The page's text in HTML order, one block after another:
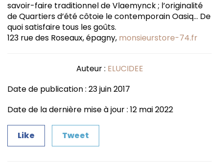
savoir-faire traditionnel de Vlaemynck ; l’originalité
de Quartiers d’été côtoie le contemporain Oasiq… De
quoi satisfaire tous les goûts.
123 rue des Roseaux, épagny, monsieurstore-74.fr
Auteur : ELUCIDEE
Date de publication : 23 juin 2017
Date de la dernière mise à jour : 12 mai 2022
Like Tweet